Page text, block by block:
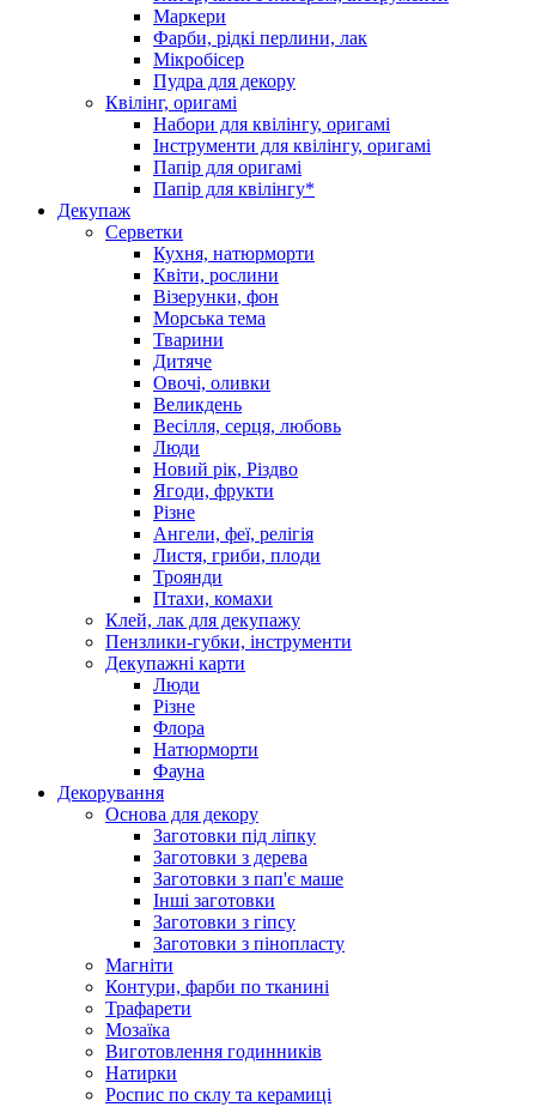
Маркери
Фарби, рідкі перлини, лак
Мікробісер
Пудра для декору
Квілінг, оригамі
Набори для квілінгу, оригамі
Інструменти для квілінгу, оригамі
Папір для оригамі
Папір для квілінгу*
Декупаж
Серветки
Кухня, натюрморти
Квіти, рослини
Візерунки, фон
Морська тема
Тварини
Дитяче
Овочі, оливки
Великдень
Весілля, серця, любовь
Люди
Новий рік, Різдво
Ягоди, фрукти
Різне
Ангели, феї, релігія
Листя, гриби, плоди
Троянди
Птахи, комахи
Клей, лак для декупажу
Пензлики-губки, інструменти
Декупажні карти
Люди
Різне
Флора
Натюрморти
Фауна
Декорування
Основа для декору
Заготовки під ліпку
Заготовки з дерева
Заготовки з пап'є маше
Інші заготовки
Заготовки з гіпсу
Заготовки з пінопласту
Магніти
Контури, фарби по тканині
Трафарети
Мозаїка
Виготовлення годинників
Натирки
Роспис по склу та керамиці